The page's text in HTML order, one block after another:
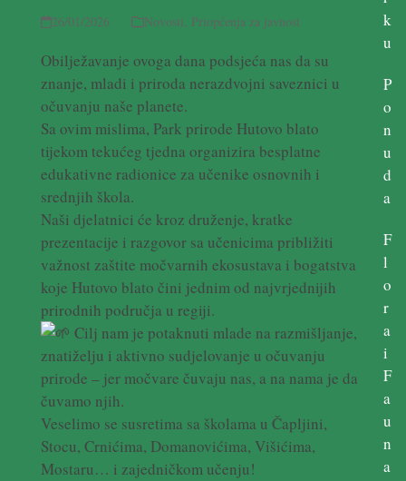
26/01/2026 Novosti, Priopćenja za javnost
Obilježavanje ovoga dana podsjeća nas da su
znanje, mladi i priroda nerazdvojni saveznici u
očuvanju naše planete.
Sa ovim mislima, Park prirode Hutovo blato
tijekom tekućeg tjedna organizira besplatne
edukativne radionice za učenike osnovnih i
srednjih škola.
Naši djelatnici će kroz druženje, kratke
prezentacije i razgovor sa učenicima približiti
važnost zaštite močvarnih ekosustava i bogatstva
koje Hutovo blato čini jednim od najvrjednijih
prirodnih područja u regiji.
Cilj nam je potaknuti mlade na razmišljanje,
znatiželju i aktivno sudjelovanje u očuvanju
prirode – jer močvare čuvaju nas, a na nama je da
čuvamo njih.
Veselimo se susretima sa školama u Čapljini,
Stocu, Crnićima, Domanovićima, Višićima,
Mostaru… i zajedničkom učenju!
k
u
P
o
n
u
d
a
F
l
o
r
a
i
F
a
u
n
a